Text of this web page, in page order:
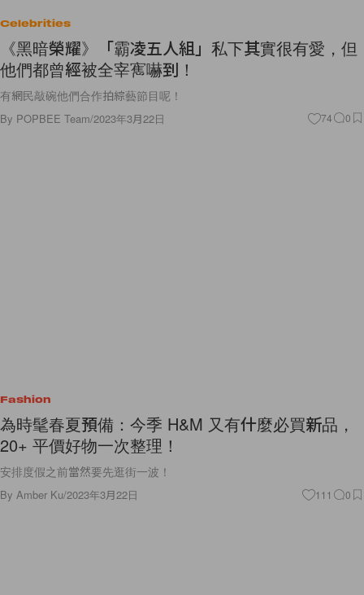
Celebrities
《黑暗榮耀》「霸凌五人組」私下其實很有愛，但
他們都曾經被全宰寯嚇到！
有網民敲碗他們合作拍綜藝節目呢！
By POPBEE Team/2023年3月22日 74 0
Fashion
為時髦春夏預備：今季 H&M 又有什麼必買新品，
20+ 平價好物一次整理！
安排度假之前當然要先逛街一波！
By Amber Ku/2023年3月22日 111 0